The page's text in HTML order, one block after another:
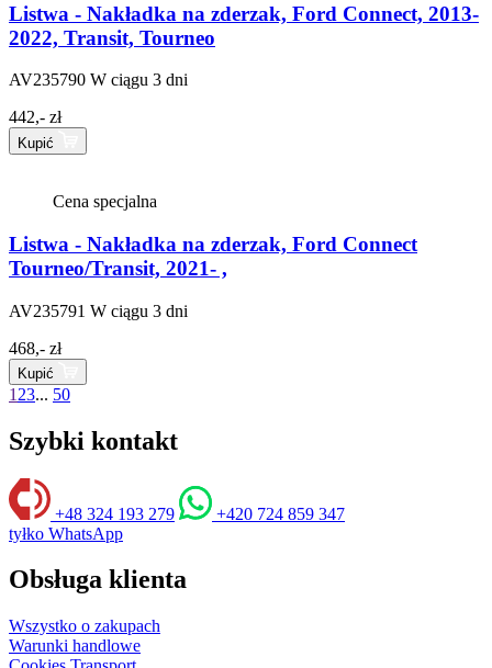
Listwa - Nakładka na zderzak, Ford Connect, 2013-
2022, Transit, Tourneo
AV235790 W ciągu 3 dni
442,- zł
Kupić
Cena specjalna
Listwa - Nakładka na zderzak, Ford Connect
Tourneo/Transit, 2021- ,
AV235791 W ciągu 3 dni
468,- zł
Kupić
123... 50
Szybki kontakt
+48 324 193 279
+420 724 859 347
tyłko WhatsApp
Obsługa klienta
Wszystko o zakupach
Warunki handlowe